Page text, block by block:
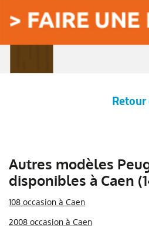
Autres modèles
disponibles à Caen
108 occasion à Caen
2008 occasion à Caen